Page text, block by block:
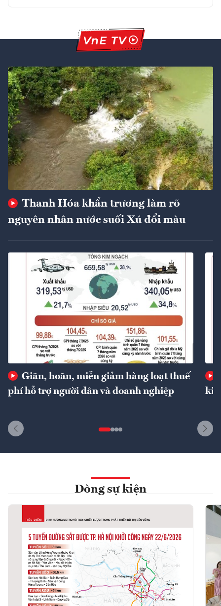
Thanh Hóa khẩn trương làm rõ
nguyên nhân nước suối Xú đổi màu
Giãn, hoãn, miễn giảm hàng loạt thuế
phí hỗ trợ người dân và doanh nghiệp
Dòng sự kiện